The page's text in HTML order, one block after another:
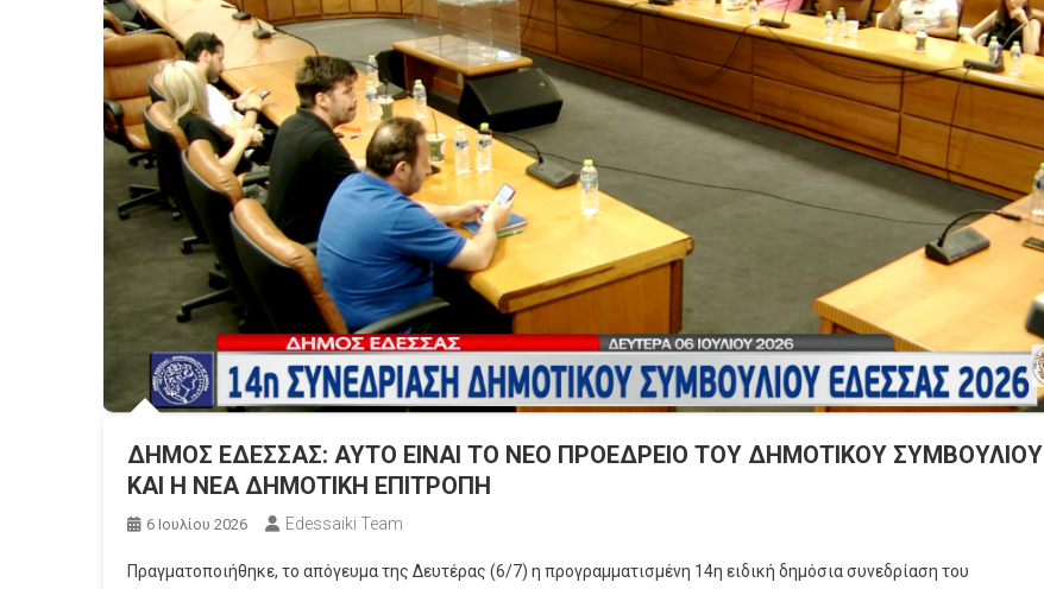
ΔΗΜΟΣ ΕΔΕΣΣΑΣ: ΑΥΤΟ ΕΙΝΑΙ ΤΟ ΝΕΟ ΠΡΟΕΔΡΕΙΟ ΤΟΥ ΔΗΜΟΤΙΚΟΥ ΣΥΜΒΟΥΛΙΟΥ
ΚΑΙ Η ΝΕΑ ΔΗΜΟΤΙΚΗ ΕΠΙΤΡΟΠΗ
6 Ιουλίου 2026 Edessaiki Team
Πραγματοποιήθηκε, το απόγευμα της Δευτέρας (6/7) η προγραμματισμένη 14η ειδική δημόσια συνεδρίαση του